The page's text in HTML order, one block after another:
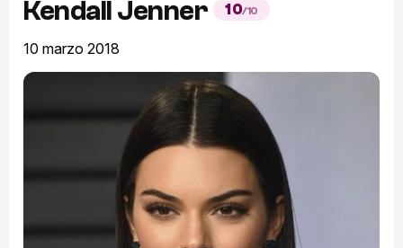
Kendall Jenner
10/10
10 marzo 2018